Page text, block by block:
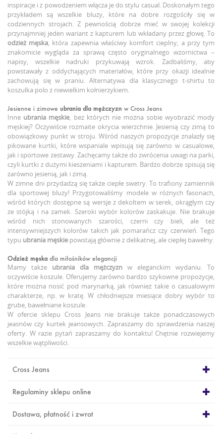
inspiracje i z powodzeniem włącza je do stylu casual. Doskonałym tego
przykładem są wszelkie bluzy, które na dobre rozgościły się w
codziennych strojach. Z pewnością dobrze mieć w swojej kolekcji
przynajmniej jeden wariant z kapturem lub wkładany przez głowę. To
odzież męska, która zapewnia właściwy komfort cieplny, a przy tym
znakomicie wygląda za sprawą często oryginalnego wzornictwa –
napisy, wszelkie nadruki przykuwają wzrok. Zadbaliśmy, aby
powstawały z oddychających materiałów, które przy okazji idealnie
zachowują się w praniu. Alternatywa dla klasycznego t-shirtu to
koszulka polo z niewielkim kołnierzykiem.
Jesienne i zimowe ubrania dla mężczyzn w Cross Jeans
Inne ubrania męskie, bez których nie można sobie wyobrazić mody
męskiej? Oczywiście rozmaite okrycia wierzchnie. Jesienią czy zimą to
obowiązkowy punkt w stroju. Wśród naszych propozycje znalazły się
pikowane kurtki, które wspaniale wpisują się zarówno w casualowe,
jak i sportowe zestawy. Zachęcamy także do zwrócenia uwagi na parki,
czyli kurtki z dużymi kieszeniami i kapturem. Bardzo dobrze spisują się
zarówno jesienią, jak i zimą.
W zimne dni przydadzą się także ciepłe swetry. To trafiony zamiennik
dla sportowej bluzy! Przygotowaliśmy modele w różnych fasonach,
wśród których dostępne są wersje z dekoltem w serek, okrągłym czy
ze stójką i na zamek. Szeroki wybór kolorów zaskakuje. Nie brakuje
wśród nich stonowanych szarości, czerni czy bieli, ale też
intensywniejszych kolorów takich jak pomarańcz czy czerwień. Tego
typu ubrania męskie powstają głównie z delikatnej, ale ciepłej bawełny.
Odzież męska dla miłośników elegancji
Mamy także ubrania dla mężczyzn w eleganckim wydaniu. To
oczywiście koszule. Oferujemy zarówno bardzo szykowne propozycje,
które można nosić pod marynarką, jak również takie o casualowym
charakterze, np. w kratę. W chłodniejsze miesiące dobry wybór to
grube, bawełniane koszule.
W ofercie sklepu Cross Jeans nie brakuje także ponadczasowych
jeasnów czy kurtek jeansowych. Zapraszamy do sprawdzenia naszej
oferty. W razie pytań zapraszamy do kontaktu! Chętnie rozwiejemy
wszelkie wątpliwości.
Cross Jeans
Regulaminy sklepu online
Dostawa, płatność i zwrot